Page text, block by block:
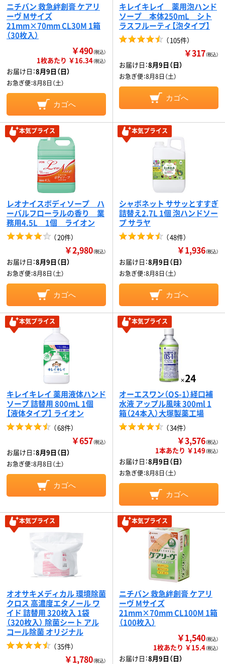
ニチバン 救急絆創膏 ケアリ
ーヴ Mサイズ
21mm×70mm CL30M 1箱
（30枚入）
￥490（税込）
1枚あたり ￥16.34（税込）
お届け日：8月9日（日）
お急ぎ便：8月8日（土）
カゴへ
キレイキレイ 薬用泡ハンド
ソープ 本体250mL シト
ラスフルーティ【泡タイプ】
（105件）
￥317（税込）
お届け日：8月9日（日）
お急ぎ便：8月8日（土）
カゴへ
本気プライス
レオナイスボディソープ ハ
ーバルフローラルの香り 業
務用4.5L 1個 ライオン
（20件）
￥2,980（税込）
お届け日：8月9日（日）
お急ぎ便：8月8日（土）
カゴへ
本気プライス
シャボネット ササッとすすぎ
詰替え2.7L 1個 泡ハンドソー
プ サラヤ
（48件）
￥1,936（税込）
お届け日：8月9日（日）
お急ぎ便：8月8日（土）
カゴへ
本気プライス
キレイキレイ 薬用液体ハンド
ソープ 詰替用 800mL 1個
【液体タイプ】 ライオン
（68件）
￥657（税込）
お届け日：8月9日（日）
お急ぎ便：8月8日（土）
カゴへ
本気プライス
オーエスワン（OS-1）経口補
水液 アップル風味 300ml 1
箱（24本入）大塚製薬工場
（34件）
￥3,576（税込）
1本あたり ￥149（税込）
お届け日：8月9日（日）
お急ぎ便：8月8日（土）
カゴへ
本気プライス
オオサキメディカル 環境除菌
クロス 高濃度エタノール ワ
イド 詰替用 320枚入 1袋
（320枚入） 除菌シート アル
コール除菌 オリジナル
（35件）
￥1,780（税込）
本気プライス
ニチバン 救急絆創膏 ケアリ
ーヴ Mサイズ
21mm×70mm CL100M 1箱
（100枚入）
￥1,540（税込）
1枚あたり ￥15.4（税込）
お届け日：8月9日（日）